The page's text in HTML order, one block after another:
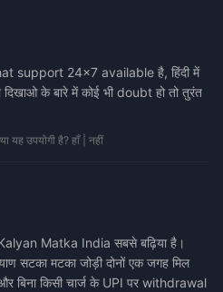
support 24×7 available है, हिंदी में
के बारे में कोई भी doubt हो तो तुरंत
यह उपयोगी है? हाँ | नहीं
Matka India सबसे बढ़िया है।
सटका मटका जोड़ी दोनों एक जगह मिल
बिना किसी चार्ज के UPI पर withdrawal